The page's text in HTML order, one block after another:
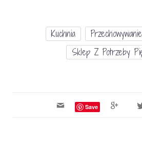
Kuchnia
Sklep Z Potrzeby
Save